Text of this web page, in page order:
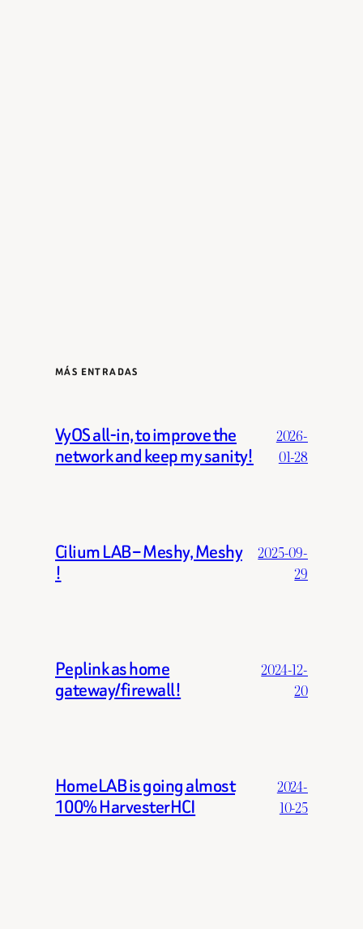
MÁS ENTRADAS
VyOS all-in, to improve the
network and keep my sanity!
2026-
01-28
Cilium LAB – Meshy, Meshy
!
2025-09-
29
Peplink as home
gateway/firewall!
2024-12-
20
HomeLAB is going almost
100% HarvesterHCI
2024-
10-25